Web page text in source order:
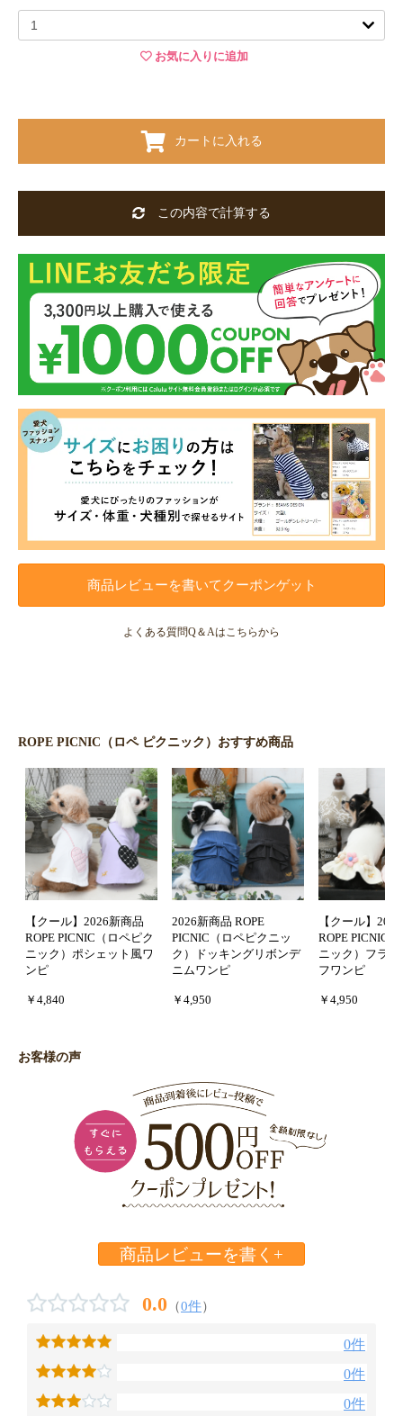
お気に入りに追加
カートに入れる
この内容で計算する
商品レビューを書いてクーポンゲット
よくある質問Q＆Aはこちらから
ROPE PICNIC（ロペ ピクニック）おすすめ商品
【クール】2026新商品
ROPE PICNIC（ロペピク
ニック）ポシェット風ワ
ンピ
￥4,840
2026新商品 ROPE
PICNIC（ロペピクニッ
ク）ドッキングリボンデ
ニムワンピ
￥4,950
【クール】
ROPE PICNIC
ニック）フラ
フワンピ
￥4,950
お客様の声
商品レビューを書く+
0.0 （0件）
0件
0件
0件